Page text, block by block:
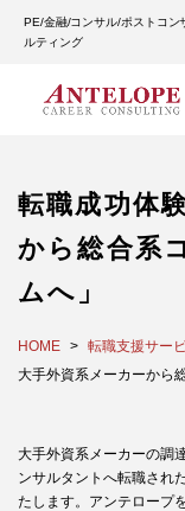
PE/金融/コンサル/ポストコ
ルティング
転職成功体
から総合系
ムへ」
HOME 転職支援サー
大手外資系メーカーから
大手外資系メーカーの調
ンサルタントへ転職され
たします。アンテロープ